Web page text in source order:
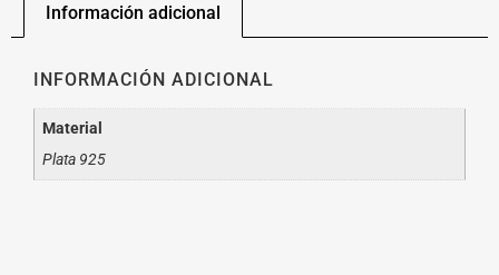
Información adicional
INFORMACIÓN ADICIONAL
Material
Plata 925